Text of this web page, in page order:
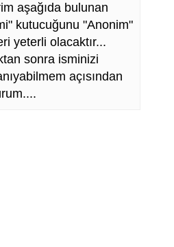
aşağıda bulunan
kutucuğunu "Anonim"
yeterli olacaktır...
sonra isminizi
açısından